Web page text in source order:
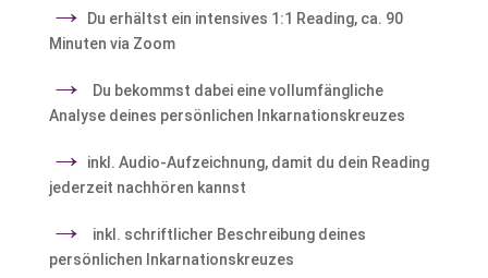
→
Du erhältst ein intensives 1:1 Reading, ca. 90
Minuten via Zoom
→
Du bekommst dabei eine vollumfängliche
Analyse deines persönlichen Inkarnationskreuzes
→
inkl. Audio-Aufzeichnung, damit du dein Reading
jederzeit nachhören kannst
→
inkl. schriftlicher Beschreibung deines
persönlichen Inkarnationskreuzes